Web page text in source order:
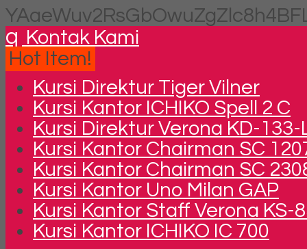
q Kontak Kami
Hot Item!
Kursi Direktur Tiger Vilner
Kursi Kantor ICHIKO Spell 2 C
Kursi Direktur Verona KD-133-
Kursi Kantor Chairman SC
Kursi Kantor Chairman SC
Kursi Kantor Uno Milan GAP
Kursi Kantor Staff Verona KS-
Kursi Kantor ICHIKO IC 700